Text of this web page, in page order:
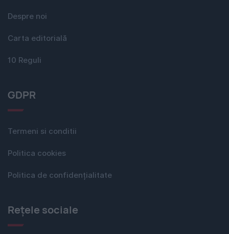
Despre noi
Carta editorială
10 Reguli
GDPR
Termeni si conditii
Politica cookies
Politica de confidențialitate
Rețele sociale